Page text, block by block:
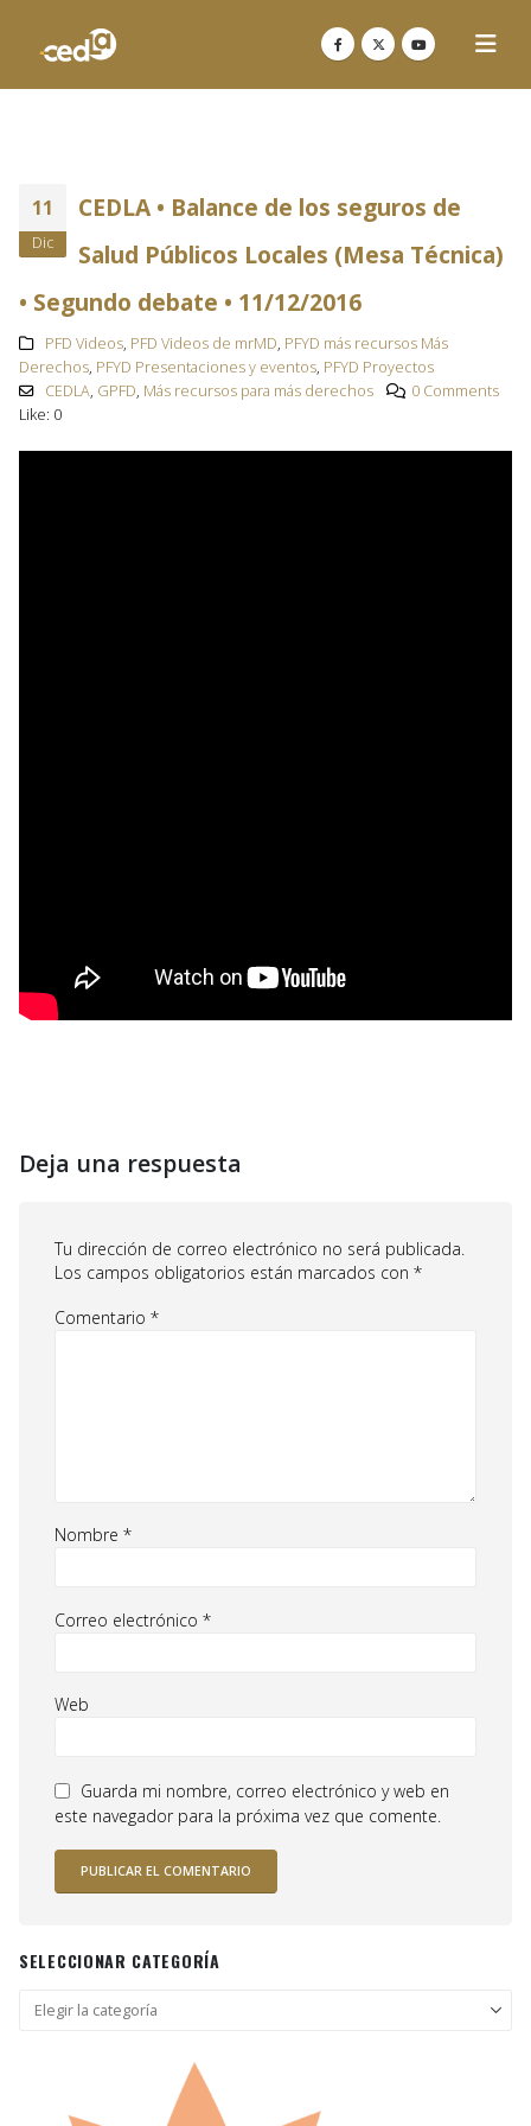
11
Dic
CEDLA • Balance de los seguros de
Salud Públicos Locales (Mesa Técnica)
• Segundo debate • 11/12/2016
PFD Videos, PFD Videos de mrMD, PFYD más recursos Más
Derechos, PFYD Presentaciones y eventos, PFYD Proyectos
CEDLA, GPFD, Más recursos para más derechos
0 Comments
Like: 0
Deja una respuesta
Tu dirección de correo electrónico no será publicada.
Los campos obligatorios están marcados con *
Comentario *
Nombre *
Correo electrónico *
Web
Guarda mi nombre, correo electrónico y web en
este navegador para la próxima vez que comente.
SELECCIONAR CATEGORÍA
Seleccionar
categoría